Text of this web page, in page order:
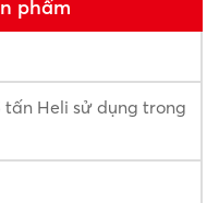
phẩm
tấn Heli sử dụng trong